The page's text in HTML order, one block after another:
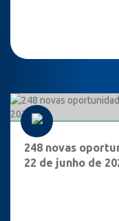
248 novas
22 de junho de